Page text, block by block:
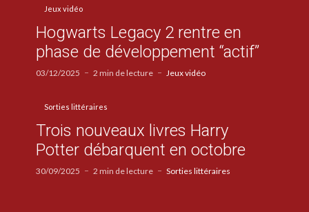
Jeux vidéo
Hogwarts Legacy 2 rentre en
phase de développement “actif”
03/12/2025 2 min de lecture Jeux vidéo
Sorties littéraires
Trois nouveaux livres Harry
Potter débarquent en octobre
30/09/2025 2 min de lecture Sorties littéraires